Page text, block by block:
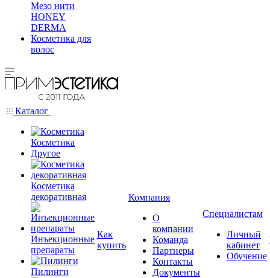
Мезо нити
HONEY
DERMA
Косметика для
волос
Каталог
Косметика
Другое
Косметика
декоративная
Инъекционные
препараты
Пилинги
Как
купить
Компания
О
компании
Команда
Партнеры
Контакты
Документы
Специалистам
Личный
кабинет
Обучение